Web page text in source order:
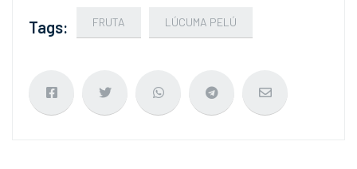
Tags: FRUTA LÚCUMA PELÚ